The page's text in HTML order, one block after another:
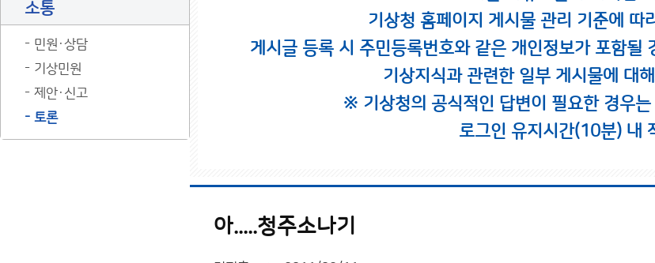
소통
민원·상담
기상민원
제안·신고
토론
기상청 홈페이지 게시물 관리 기준에
게시글 등록 시 주민등록번호와 같은 개인정보가 포함
기상지식과 관련한 일부 게시물에 대
※ 기상청의 공식적인 답변이 필요한 경우
로그인 유지시간(10분) 내
아.....청주소나기